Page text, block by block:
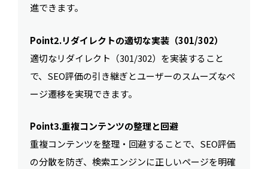
進できます。
Point2.リダイレクトの適切な実装（301/302）
適切なリダイレクト（301/302）を実装すること
で、SEO評価の引き継ぎとユーザーのスムーズなペ
ージ遷移を実現できます。
Point3.重複コンテンツの整理と回避
重複コンテンツを整理・回避することで、SEO評価
の分散を防ぎ、検索エンジンに正しいページを明確